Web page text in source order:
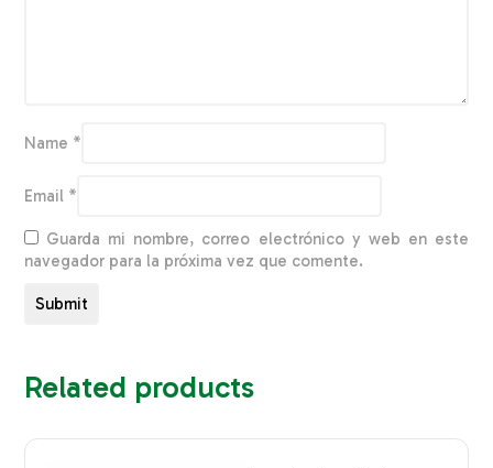
Name *
Email *
Guarda mi nombre, correo electrónico y web en este
navegador para la próxima vez que comente.
Related products